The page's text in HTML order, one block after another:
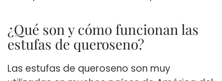
¿Qué son y cómo funcionan las
estufas de queroseno?
Las estufas de queroseno son muy